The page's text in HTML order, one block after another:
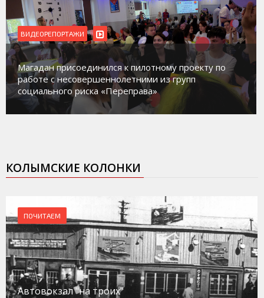
ВИДЕОРЕПОРТАЖИ
Магадан присоединился к пилотному проекту по
работе с несовершеннолетними из групп
социального риска «Переправа»
КОЛЫМСКИЕ КОЛОНКИ
ПОЧИТАЕМ
Автовокзал "на троих"